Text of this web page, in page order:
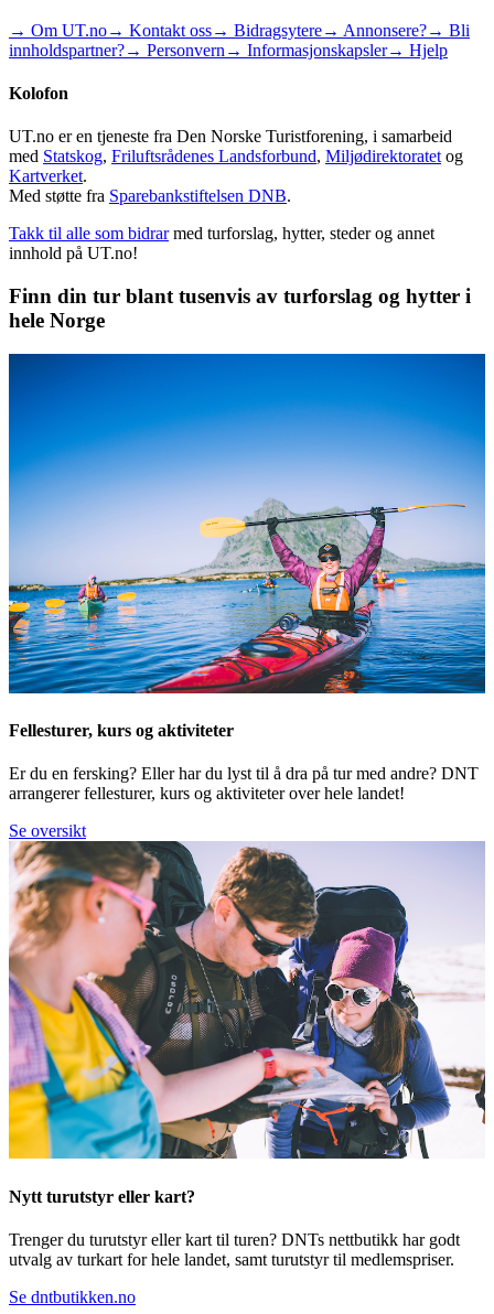
→ Om UT.no→ Kontakt oss→ Bidragsytere→ Annonsere?→ Bli
innholdspartner?→ Personvern → Informasjonskapsler→ Hjelp
Kolofon
UT.no er en tjeneste fra Den Norske Turistforening, i samarbeid
med Statskog, Friluftsrådenes Landsforbund, Miljødirektoratet og
Kartverket.
Med støtte fra Sparebankstiftelsen DNB.
Takk til alle som bidrar med turforslag, hytter, steder og annet
innhold på UT.no!
Finn din tur blant tusenvis av turforslag og hytter i
hele Norge
Fellesturer, kurs og aktiviteter
Er du en fersking? Eller har du lyst til å dra på tur med andre? DNT
arrangerer fellesturer, kurs og aktiviteter over hele landet!
Se oversikt
Nytt turutstyr eller kart?
Trenger du turutstyr eller kart til turen? DNTs nettbutikk har godt
utvalg av turkart for hele landet, samt turutstyr til medlemspriser.
Se dntbutikken.no